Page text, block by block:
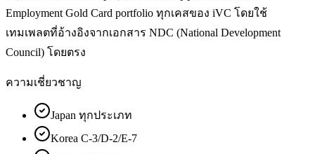
Employment Gold Card portfolio ทุกเคสของ iVC โดยใช้
เทมเพลตที่อ้างอิงจากเอกสาร NDC (National Development
Council) โดยตรง
ความเชี่ยวชาญ
Japan ทุกประเภท
Korea C-3/D-2/E-7